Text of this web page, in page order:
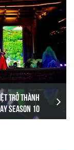
mở lối
trở thành
Season 10